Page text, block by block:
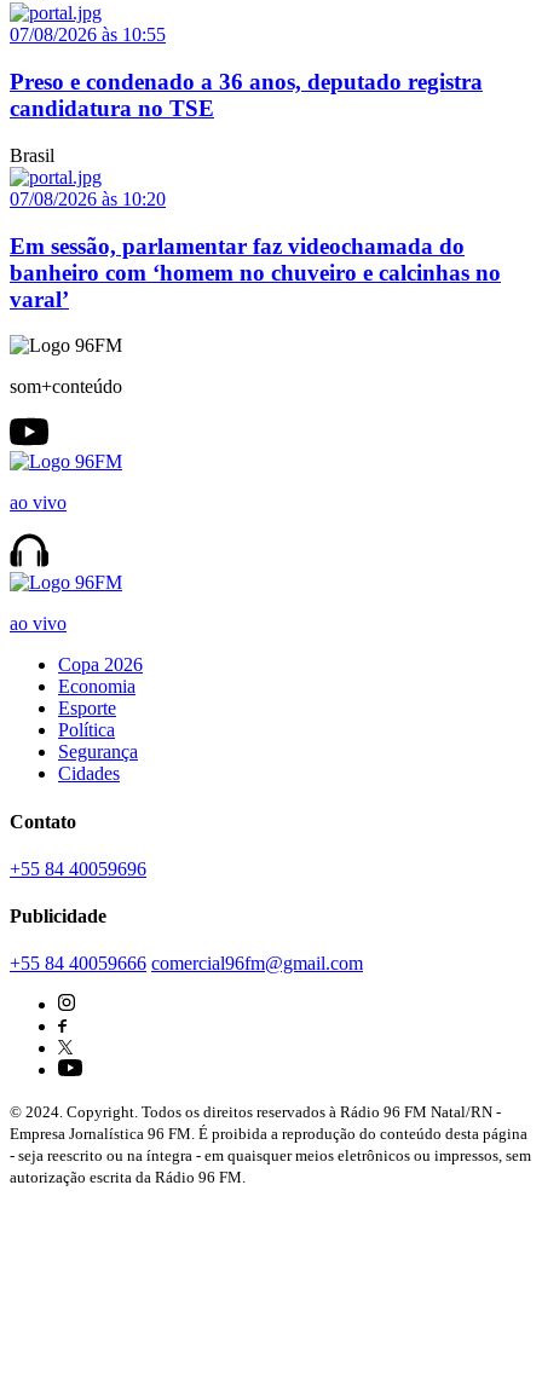
07/08/2026 às 10:55
Preso e condenado a 36 anos, deputado registra
candidatura no TSE
Brasil
07/08/2026 às 10:20
Em sessão, parlamentar faz videochamada do
banheiro com ‘homem no chuveiro e calcinhas no
varal’
som+conteúdo
ao vivo
ao vivo
Copa 2026
Economia
Esporte
Política
Segurança
Cidades
Contato
+55 84 40059696
Publicidade
+55 84 40059666 comercial96fm@gmail.com
© 2024. Copyright. Todos os direitos reservados à Rádio 96 FM Natal/RN -
Empresa Jornalística 96 FM. É proibida a reprodução do conteúdo desta página
- seja reescrito ou na íntegra - em quaisquer meios eletrônicos ou impressos, sem
autorização escrita da Rádio 96 FM.